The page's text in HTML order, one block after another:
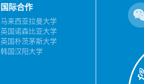
国际合作
马来西亚拉曼大学
英国诺森比亚大学
英国朴茨茅斯大学
韩国汉阳大学